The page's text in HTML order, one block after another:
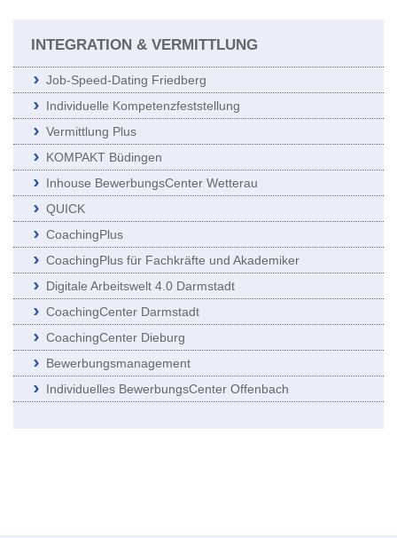
INTEGRATION & VERMITTLUNG
Job-Speed-Dating Friedberg
Individuelle Kompetenzfeststellung
Vermittlung Plus
KOMPAKT Büdingen
Inhouse BewerbungsCenter Wetterau
QUICK
CoachingPlus
CoachingPlus für Fachkräfte und Akademiker
Digitale Arbeitswelt 4.0 Darmstadt
CoachingCenter Darmstadt
CoachingCenter Dieburg
Bewerbungsmanagement
Individuelles BewerbungsCenter Offenbach